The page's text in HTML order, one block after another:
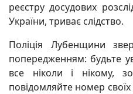
реєстру досудових
України, триває слідство.
Поліція Лубенщини
попередженням: будьте
все ніколи і нікому,
повідомляйте номер своїх